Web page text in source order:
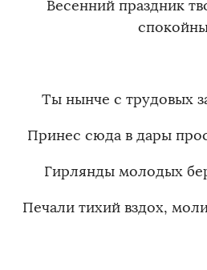
Весенний праздник
Ты нынче с трудовых
Принес сюда в дары
Гирлянды молодых
Печали тихий вздох,